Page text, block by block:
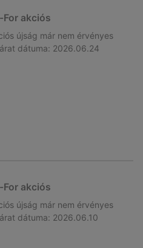
For akciós
újság már nem érvényes
dátuma: 2026.06.24
For akciós
újság már nem érvényes
dátuma: 2026.06.10